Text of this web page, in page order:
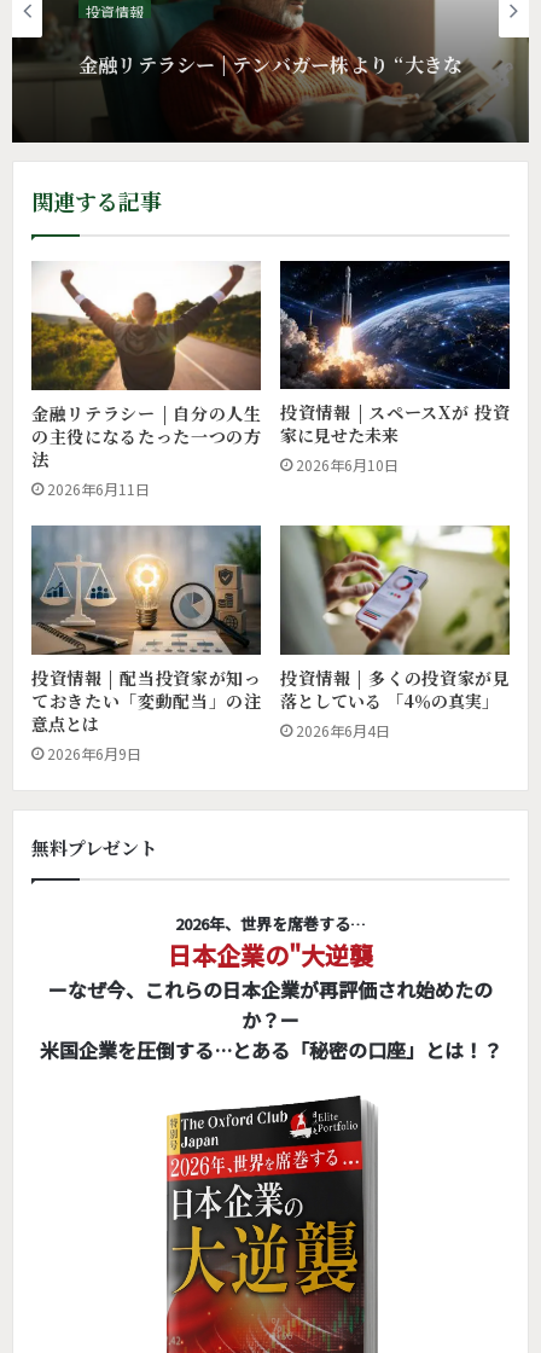
投資情報
金融リテラシー | テンバガー株より “大きな
リターン”をくれたもの
関連する記事
金融リテラシー | 自分の人生
の主役になるたった一つの方
法
2026年6月11日
投資情報 | スペースXが 投資
家に見せた未来
2026年6月10日
投資情報 | 配当投資家が知っ
ておきたい「変動配当」の注
意点とは
2026年6月9日
投資情報 | 多くの投資家が見
落としている 「4％の真実」
2026年6月4日
無料プレゼント
2026年、世界を席巻する…
日本企業の"大逆襲
ーなぜ今、これらの日本企業が再評価され始めたの
か？ー
米国企業を圧倒する…とある「秘密の口座」とは！？